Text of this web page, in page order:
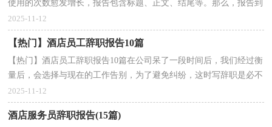
使用的次数愈发增长，报告包含标题、正文、结尾等。那么，报告到
底怎么写才合适呢？下面是小编为大家收集的车间班长...
2025-11-12
【热门】酒店员工辞职报告10篇
【热门】酒店员工辞职报告10篇在公司呆了一段时间后，我们经过衡
量后，会选择与现在的工作告别，为了避免纠纷，这时写辞职是必不
可少的。那么，辞职报告到底怎么写呢？下面是小编为大家...
2025-11-12
酒店服务员辞职报告(15篇)